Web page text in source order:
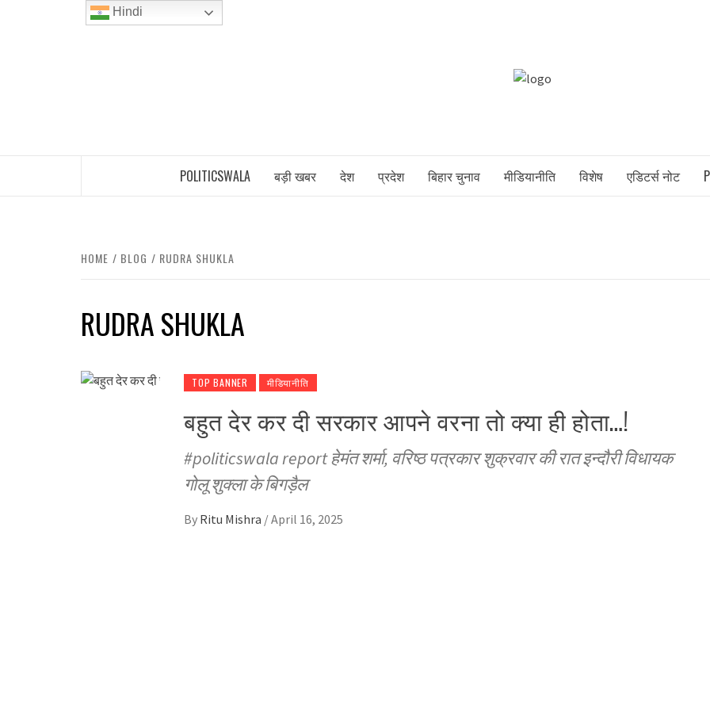
POLITICSWALA बड़ी खबर देश प्रदेश बिहार चुनाव मीडियानीति विशेष एडिटर्स नोट
HOME BLOG RUDRA SHUKLA
RUDRA SHUKLA
TOP BANNER मीडियानीति
बहुत देर कर दी सरकार आपने वरना तो क्या ही होता…!
#politicswala report हेमंत शर्मा, वरिष्ठ पत्रकार शुक्रवार की रात इन्दौरी विधायक
गोलू शुक्ला के बिगड़ैल
By Ritu Mishra /April 16, 2025
Hindi